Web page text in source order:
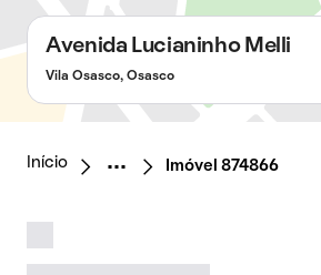
Avenida Lucianinho Melli
Vila Osasco, Osasco
Início Imóvel 874866